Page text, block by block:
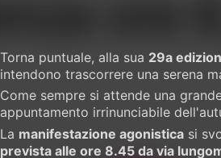
Torna puntuale, alla sua 29a
intendono trascorrere una serena
Come sempre si attende una
appuntamento irrinunciabile
La manifestazione agonisticasi
prevista alle ore 8.45 da via